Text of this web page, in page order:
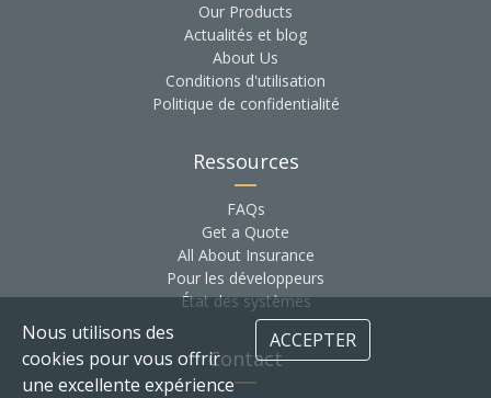
Our Products
Actualités et blog
About Us
Conditions d'utilisation
Politique de confidentialité
Ressources
FAQs
Get a Quote
All About Insurance
Pour les développeurs
État des systèmes
Contact
Nous utilisons des
cookies pour vous offrir
une excellente expérience
ACCEPTER